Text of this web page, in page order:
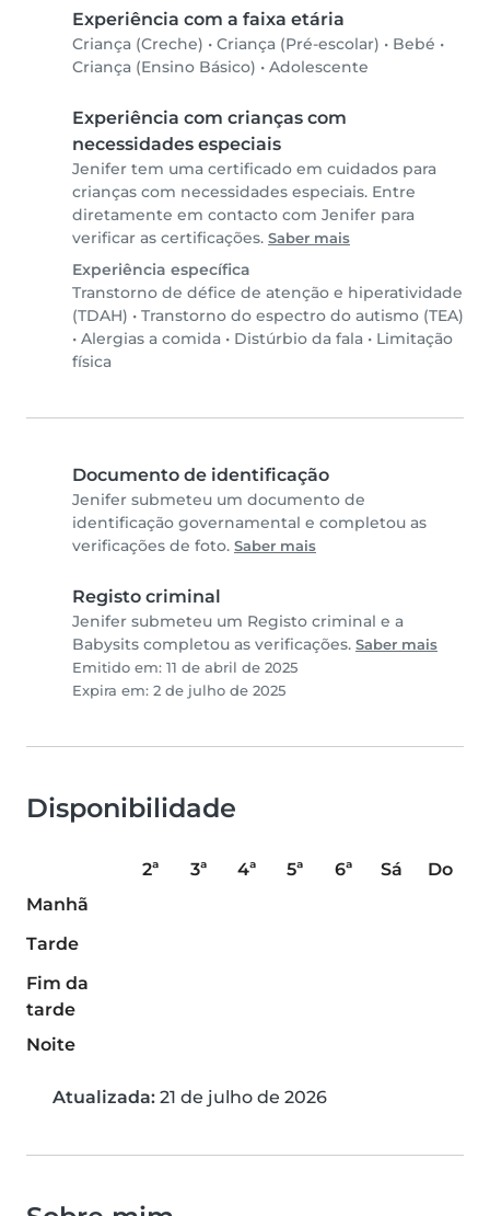
Experiência com a faixa etária
Criança (Creche) • Criança (Pré-escolar) • Bebé •
Criança (Ensino Básico) • Adolescente
Experiência com crianças com
necessidades especiais
Jenifer tem uma certificado em cuidados para
crianças com necessidades especiais. Entre
diretamente em contacto com Jenifer para
verificar as certificações. Saber mais
Experiência específica
Transtorno de défice de atenção e hiperatividade
(TDAH) • Transtorno do espectro do autismo (TEA)
• Alergias a comida • Distúrbio da fala • Limitação
física
Documento de identificação
Jenifer submeteu um documento de
identificação governamental e completou as
verificações de foto. Saber mais
Registo criminal
Jenifer submeteu um Registo criminal e a
Babysits completou as verificações. Saber mais
Emitido em: 11 de abril de 2025
Expira em: 2 de julho de 2025
Disponibilidade
2ª 3ª 4ª 5ª 6ª Sá
Do
Manhã
Tarde
Fim da
tarde
Noite
Atualizada: 21 de julho de 2026